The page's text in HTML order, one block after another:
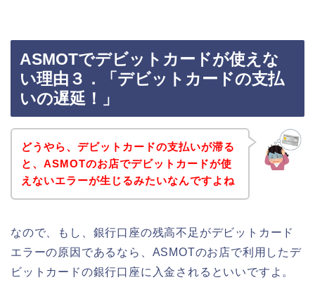
ASMOTでデビットカードが使えな
い理由３．「デビットカードの支払
いの遅延！」
どうやら、デビットカードの支払いが滞る
と、ASMOTのお店でデビットカードが使
えないエラーが生じるみたいなんですよね
なので、もし、銀行口座の残高不足がデビットカード
エラーの原因であるなら、ASMOTのお店で利用したデ
ビットカードの銀行口座に入金されるといいですよ。